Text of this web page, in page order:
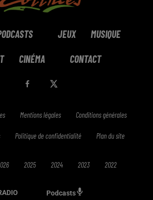
Podcasts
JEUX MUSIQUE
CINÉMA CONTACT
Mentions légales Conditions générales
Politique de confidentialité Plan du site
2025 2024 2023 2022